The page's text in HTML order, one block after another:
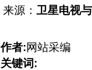
来源： 卫星电视
作者:网站采编
关键词: